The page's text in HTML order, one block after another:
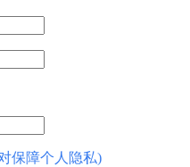
保障个人隐私)